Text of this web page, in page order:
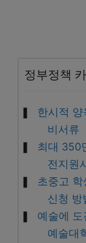
정부정책
한시적
비서류
최대 350
전지원
초중고
신청 방
예술에
예술대